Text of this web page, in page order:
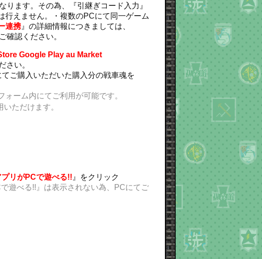
ります。その為、『引継ぎコード入力』
行えません。・複数のPCにて同一ゲーム
連携』の詳細情報につきましては、
確認ください。
Google Play au Market
さい。
ご購入いただいた購入分の戦車魂を
ーム内にてご利用が可能です。
ただけます。
リがPCで遊べる!! 』をクリック
遊べる!!』は表示されない為、PCにてご